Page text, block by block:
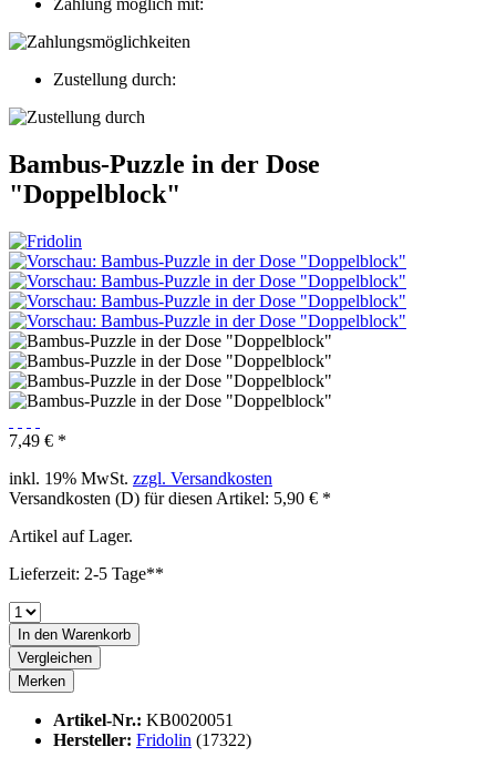
Zahlung möglich mit:
Zustellung durch:
Bambus-Puzzle in der Dose
"Doppelblock"
7,49 € *
inkl. 19% MwSt. zzgl. Versandkosten
Versandkosten (D) für diesen Artikel: 5,90 € *
Artikel auf Lager.
Lieferzeit: 2-5 Tage**
In den Warenkorb
Vergleichen
Merken
Artikel-Nr.: KB0020051
Hersteller: Fridolin (17322)